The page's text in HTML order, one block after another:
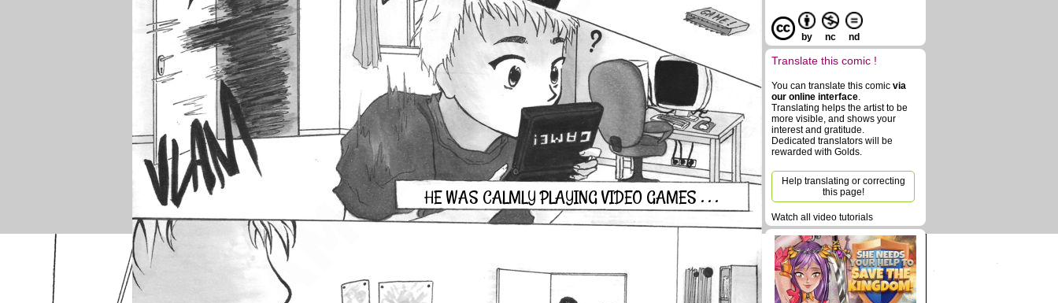
HE WAS CALMLY PLAYING VIDEO GAMES . . .
by nc nd
Translate this comic !
You can translate this comic via
our online interface.
Translating helps the artist to be
more visible, and shows your
interest and gratitude.
Dedicated translators will be
rewarded with Golds.
Help translating or correcting
this page!
Watch all video tutorials